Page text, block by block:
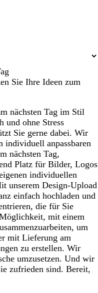
Sie Ihre Ideen zum
nächsten Tag im Stil
und ohne Stress
Sie gerne dabei. Wir
individuell anpassbaren
nächsten Tag,
Platz für Bilder, Logos
individuellen
unserem Design-Upload
einfach hochladen und
die für Sie
mit einem
um
mit Lieferung am
zu erstellen. Wir
umzusetzen. Und wir
zufrieden sind. Bereit,